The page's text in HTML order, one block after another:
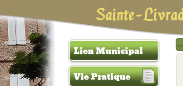
Sainte-
Lien Municipal
Vie Pratique